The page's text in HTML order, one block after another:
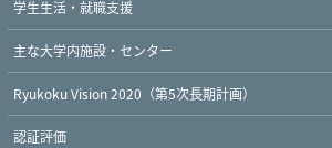
学生生活・就職支援
主な大学内施設・センター
Ryukoku Vision 2020（第5次長期計画）
認証評価